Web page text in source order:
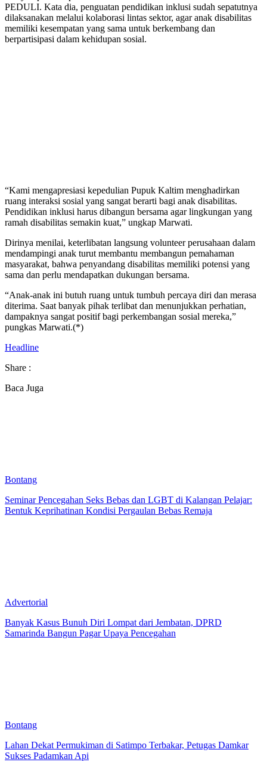
PEDULI. Kata dia, penguatan pendidikan inklusi sudah sepatutnya
dilaksanakan melalui kolaborasi lintas sektor, agar anak disabilitas
memiliki kesempatan yang sama untuk berkembang dan
berpartisipasi dalam kehidupan sosial.
“Kami mengapresiasi kepedulian Pupuk Kaltim menghadirkan
ruang interaksi sosial yang sangat berarti bagi anak disabilitas.
Pendidikan inklusi harus dibangun bersama agar lingkungan yang
ramah disabilitas semakin kuat,” ungkap Marwati.
Dirinya menilai, keterlibatan langsung volunteer perusahaan dalam
mendampingi anak turut membantu membangun pemahaman
masyarakat, bahwa penyandang disabilitas memiliki potensi yang
sama dan perlu mendapatkan dukungan bersama.
“Anak-anak ini butuh ruang untuk tumbuh percaya diri dan merasa
diterima. Saat banyak pihak terlibat dan menunjukkan perhatian,
dampaknya sangat positif bagi perkembangan sosial mereka,”
pungkas Marwati.(*)
Headline
Share :
Baca Juga
Bontang
Seminar Pencegahan Seks Bebas dan LGBT di Kalangan Pelajar:
Bentuk Keprihatinan Kondisi Pergaulan Bebas Remaja
Advertorial
Banyak Kasus Bunuh Diri Lompat dari Jembatan, DPRD
Samarinda Bangun Pagar Upaya Pencegahan
Bontang
Lahan Dekat Permukiman di Satimpo Terbakar, Petugas Damkar
Sukses Padamkan Api